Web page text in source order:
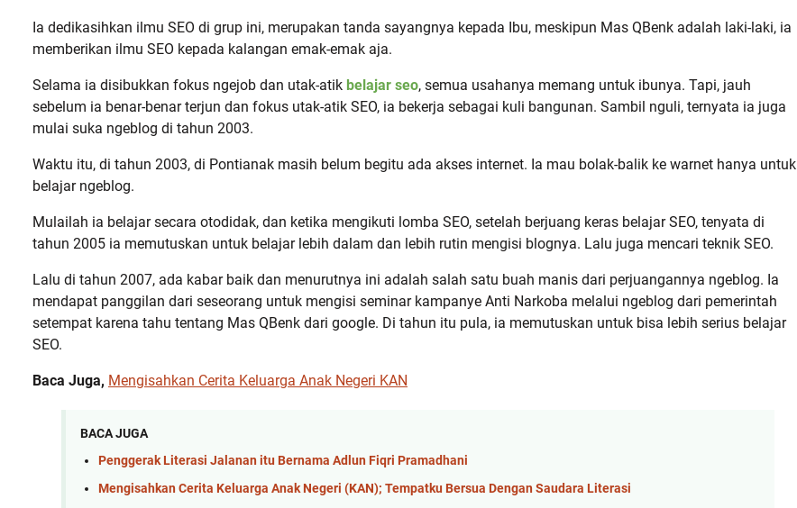
Ia dedikasihkan ilmu SEO di grup ini, merupakan tanda sayangnya kepada Ibu, meskipun Mas QBenk adalah laki-laki, ia
memberikan ilmu SEO kepada kalangan emak-emak aja.
Selama ia disibukkan fokus ngejob dan utak-atik belajar seo, semua usahanya memang untuk ibunya. Tapi, jauh
sebelum ia benar-benar terjun dan fokus utak-atik SEO, ia bekerja sebagai kuli bangunan. Sambil nguli, ternyata ia juga
mulai suka ngeblog di tahun 2003.
Waktu itu, di tahun 2003, di Pontianak masih belum begitu ada akses internet. Ia mau bolak-balik ke warnet hanya untuk
belajar ngeblog.
Mulailah ia belajar secara otodidak, dan ketika mengikuti lomba SEO, setelah berjuang keras belajar SEO, tenyata di
tahun 2005 ia memutuskan untuk belajar lebih dalam dan lebih rutin mengisi blognya. Lalu juga mencari teknik SEO.
Lalu di tahun 2007, ada kabar baik dan menurutnya ini adalah salah satu buah manis dari perjuangannya ngeblog. Ia
mendapat panggilan dari seseorang untuk mengisi seminar kampanye Anti Narkoba melalui ngeblog dari pemerintah
setempat karena tahu tentang Mas QBenk dari google. Di tahun itu pula, ia memutuskan untuk bisa lebih serius belajar
SEO.
Baca Juga, Mengisahkan Cerita Keluarga Anak Negeri KAN
BACA JUGA
Penggerak Literasi Jalanan itu Bernama Adlun Fiqri Pramadhani
Mengisahkan Cerita Keluarga Anak Negeri (KAN); Tempatku Bersua Dengan Saudara Literasi